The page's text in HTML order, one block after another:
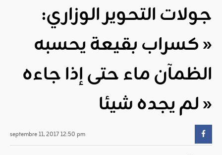
جولات التحوير الوزاري:
« كسراب بقيعة يحسبه
الظمآن ماء حتى إذا جاءه
لم يجده شيئا »
septembre 11, 2017 12:50 pm